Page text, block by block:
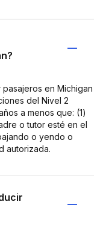
en Michigan
del Nivel 2
a menos que: (1)
o tutor esté en el
o yendo o
autorizada.